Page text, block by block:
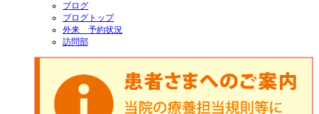
ブログ
ブログトップ
外来 予約状況
訪問部